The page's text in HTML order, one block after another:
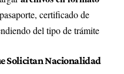
certificado de
del tipo de trámite
Solicitan Nacionalidad